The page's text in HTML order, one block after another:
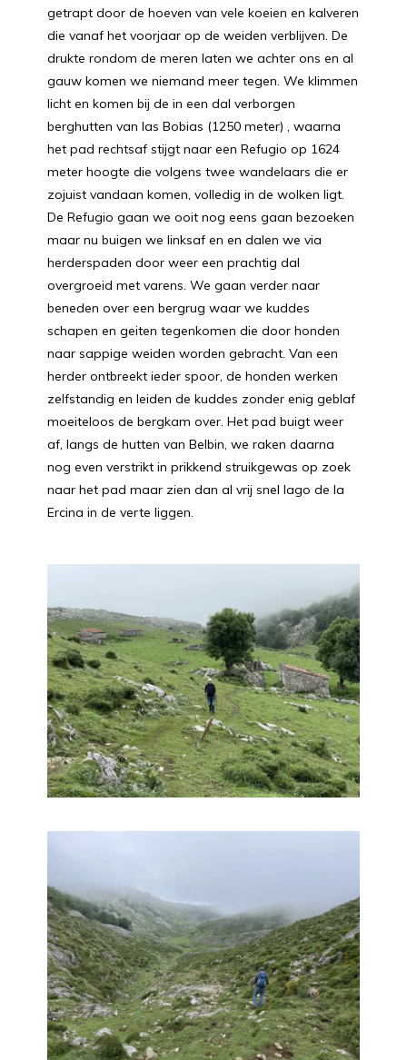
getrapt door de hoeven van vele koeien en kalveren
die vanaf het voorjaar op de weiden verblijven. De
drukte rondom de meren laten we achter ons en al
gauw komen we niemand meer tegen. We klimmen
licht en komen bij de in een dal verborgen
berghutten van las Bobias (1250 meter) , waarna
het pad rechtsaf stijgt naar een Refugio op 1624
meter hoogte die volgens twee wandelaars die er
zojuist vandaan komen, volledig in de wolken ligt.
De Refugio gaan we ooit nog eens gaan bezoeken
maar nu buigen we linksaf en en dalen we via
herderspaden door weer een prachtig dal
overgroeid met varens. We gaan verder naar
beneden over een bergrug waar we kuddes
schapen en geiten tegenkomen die door honden
naar sappige weiden worden gebracht. Van een
herder ontbreekt ieder spoor, de honden werken
zelfstandig en leiden de kuddes zonder enig geblaf
moeiteloos de bergkam over. Het pad buigt weer
af, langs de hutten van Belbin, we raken daarna
nog even verstrikt in prikkend struikgewas op zoek
naar het pad maar zien dan al vrij snel lago de la
Ercina in de verte liggen.